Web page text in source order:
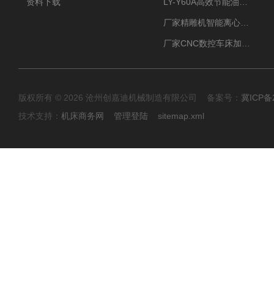
版权所有 © 2026 沧州创嘉迪机械制造有限公司 备案号： 冀ICP
技术支持： 机床商务网 管理登陆 sitemap.xml